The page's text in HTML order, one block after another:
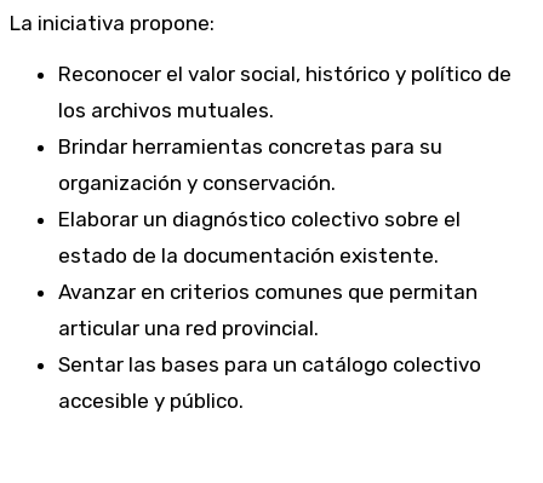
La iniciativa propone:
Reconocer el valor social, histórico y político de
los archivos mutuales.
Brindar herramientas concretas para su
organización y conservación.
Elaborar un diagnóstico colectivo sobre el
estado de la documentación existente.
Avanzar en criterios comunes que permitan
articular una red provincial.
Sentar las bases para un catálogo colectivo
accesible y público.